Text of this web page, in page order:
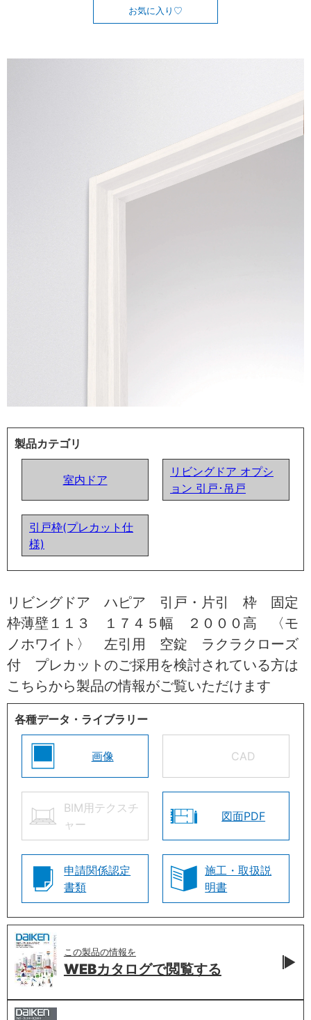
お気に入り
製品カテゴリ
室内ドア
リビングドア オプシ
ョン 引戸･吊戸
引戸枠(プレカット仕
様)
リビングドア ハピア 引戸・片引 枠 固定
枠薄壁１１３ １７４５幅 ２０００高 〈モ
ノホワイト〉 左引用 空錠 ラクラクローズ
付 プレカットのご採用を検討されている方は
こちらから製品の情報がご覧いただけます
各種データ・ライブラリー
画像 CAD
BIM用テクスチ
ャー
図面PDF
申請関係認定
書類
施工・取扱説
明書
この製品の情報を
WEBカタログで閲覧する